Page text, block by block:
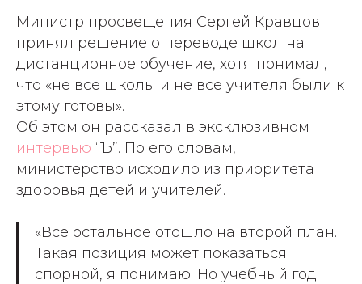
Министр просвещения Сергей Кравцов
принял решение о переводе школ на
дистанционное обучение, хотя понимал,
что «не все школы и не все учителя были к
этому готовы».
Об этом он рассказал в эксклюзивном
интервью “Ъ”. По его словам,
министерство исходило из приоритета
здоровья детей и учителей.
«Все остальное отошло на второй план.
Такая позиция может показаться
спорной, я понимаю. Но учебный год